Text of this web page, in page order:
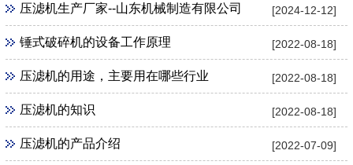
[2024-12-12]
压滤机生产厂家--山东机械制造有限公司
[2022-08-18]
锤式破碎机的设备工作原理
[2022-08-18]
压滤机的用途，主要用在哪些行业
[2022-08-18]
压滤机的知识
[2022-07-09]
压滤机的产品介绍